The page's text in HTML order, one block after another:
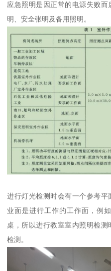
应急照明是因正常的电源失败
明、安全张明及备用照明。
进行灯光检测时会有一个参考
业面是进行工作的工作面，例
桌，所以进行教室室内照明检
检测。